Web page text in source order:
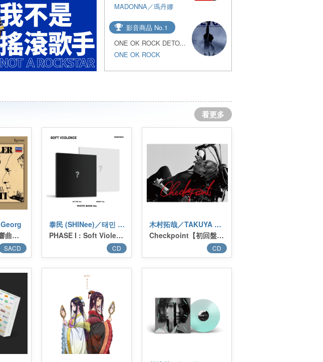
MADONNA／瑪丹娜
影音商品 No.1
ONE OK ROCK DETOX JAPAN TOUR 2025 AT NISSAN STADIUM (DVD)
ONE OK ROCK
看更多
馬勒：第二號交響曲《復活》(SACD)／MAHLER : Symphony No. 2 “Resurrection” (SACD)
SACD
泰民 (SHINee)／태민 (SHINee)
PHASE I : Soft Violence (PHOTOBOOK Ver.)(SWEET Ver.)
CD
木村拓哉／TAKUYA KIMURA
Checkpoint【初回盤A】
CD